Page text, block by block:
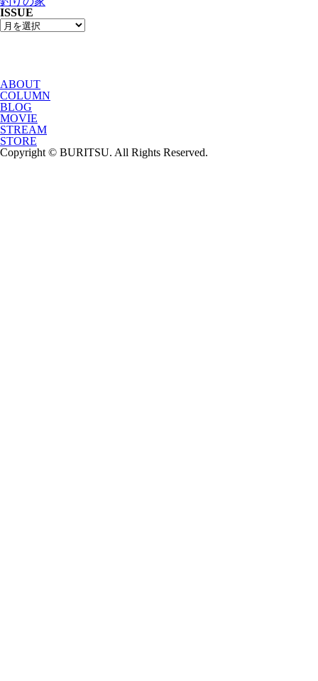
ISSUE
ABOUT
COLUMN
BLOG
MOVIE
STREAM
STORE
Copyright © BURITSU. All Rights Reserved.